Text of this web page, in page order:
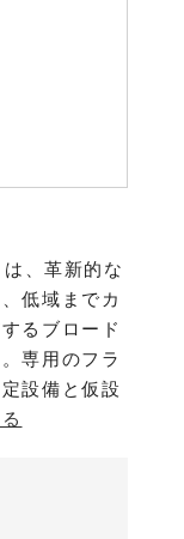
、革新的な
低域までカ
るブロード
専用のフラ
設備と仮設